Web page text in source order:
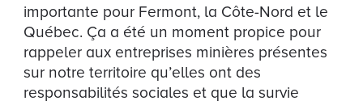
importante pour Fermont, la Côte-Nord et le
Québec. Ça a été un moment propice pour
rappeler aux entreprises minières présentes
sur notre territoire qu’elles ont des
responsabilités sociales et que la survie